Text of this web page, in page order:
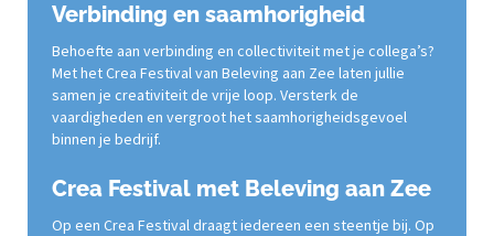
Verbinding en saamhorigheid
Behoefte aan verbinding en collectiviteit met je collega’s?
Met het Crea Festival van Beleving aan Zee laten jullie
samen je creativiteit de vrije loop. Versterk de
vaardigheden en vergroot het saamhorigheidsgevoel
binnen je bedrijf.
Crea Festival met Beleving aan Zee
Op een Crea Festival draagt iedereen een steentje bij. Op